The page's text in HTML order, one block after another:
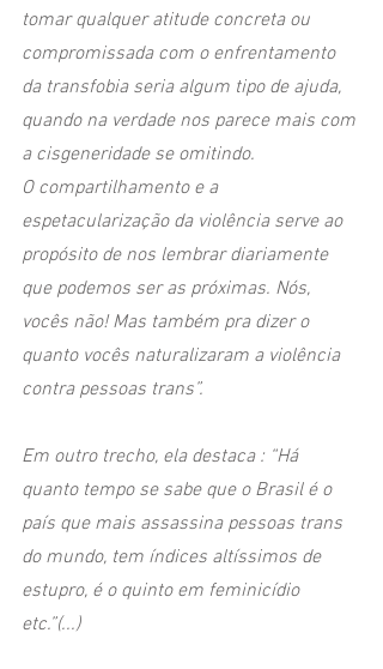
tomar qualquer atitude concreta ou
compromissada com o enfrentamento
da transfobia seria algum tipo de ajuda,
quando na verdade nos parece mais com
a cisgeneridade se omitindo.
O compartilhamento e a
espetacularização da violência serve ao
propósito de nos lembrar diariamente
que podemos ser as próximas. Nós,
vocês não! Mas também pra dizer o
quanto vocês naturalizaram a violência
contra pessoas trans”.
Em outro trecho, ela destaca : “Há
quanto tempo se sabe que o Brasil é o
país que mais assassina pessoas trans
do mundo, tem índices altíssimos de
estupro, é o quinto em feminicídio
etc.”(...)